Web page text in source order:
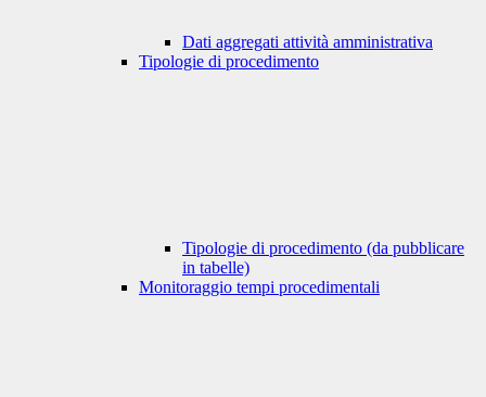
Dati aggregati attività amministrativa
Tipologie di procedimento
Tipologie di procedimento (da pubblicare
in tabelle)
Monitoraggio tempi procedimentali